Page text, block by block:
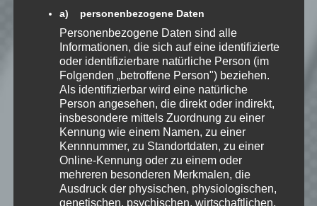
Benachrichtige mich über
nachfolgende Kommentare via E-
Mail.
Benachrichtige mich über neue
Beiträge via E-Mail.
a) personenbezogene Daten
Personenbezogene Daten sind alle
Informationen, die sich auf eine identifizierte
oder identifizierbare natürliche Person (im
Folgenden „betroffene Person") beziehen.
Als identifizierbar wird eine natürliche
Person angesehen, die direkt oder indirekt,
insbesondere mittels Zuordnung zu einer
Kennung wie einem Namen, zu einer
Kennnummer, zu Standortdaten, zu einer
Online-Kennung oder zu einem oder
mehreren besonderen Merkmalen, die
Ausdruck der physischen, physiologischen,
genetischen, psychischen, wirtschaftlichen,